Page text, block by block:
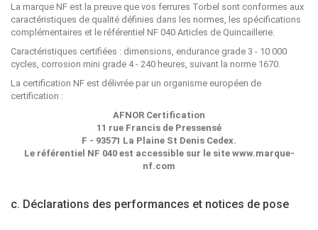
La marque NF est la preuve que vos ferrures Torbel sont conformes aux
caractéristiques de qualité définies dans les normes, les spécifications
complémentaires et le référentiel NF 040 Articles de Quincaillerie.
Caractéristiques certifiées : dimensions, endurance grade 3 - 10 000
cycles, corrosion mini grade 4 - 240 heures, suivant la norme 1670.
La certification NF est délivrée par un organisme européen de
certification :
AFNOR Certification
11 rue Francis de Pressensé
F - 93571 La Plaine St Denis Cedex.
Le référentiel NF 040 est accessible sur le site www.marque-
nf.com
c. Déclarations des performances et notices de pose